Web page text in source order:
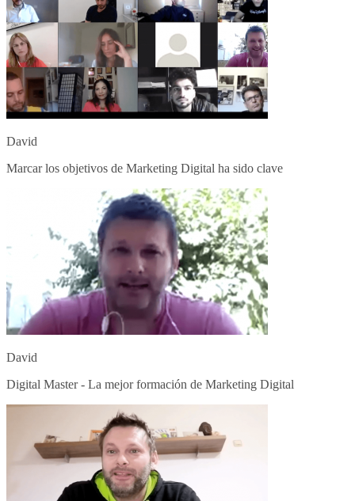
David
Marcar los objetivos de Marketing Digital ha sido clave
David
Digital Master - La mejor formación de Marketing Digital